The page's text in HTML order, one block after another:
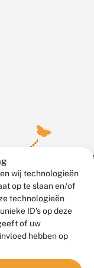
wij technologieën
op te slaan en/of
technologieën
ID's op deze
of uw
hebben op
, ontworpen door